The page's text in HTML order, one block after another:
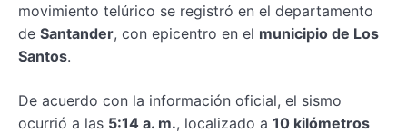
movimiento telúrico se registró en el departamento
de Santander, con epicentro en el municipio de Los
Santos.
De acuerdo con la información oficial, el sismo
ocurrió a las 5:14 a. m., localizado a 10 kilómetros